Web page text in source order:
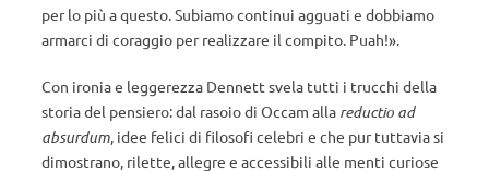
per lo più a questo. Subiamo continui agguati e dobbiamo
armarci di coraggio per realizzare il compito. Puah!».
Con ironia e leggerezza Dennett svela tutti i trucchi della
storia del pensiero: dal rasoio di Occam alla reductio ad
absurdum, idee felici di filosofi celebri e che pur tuttavia si
dimostrano, rilette, allegre e accessibili alle menti curiose